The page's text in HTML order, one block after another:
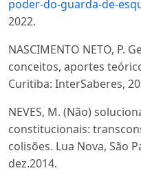
poder-do-guarda-de-
2022.
NASCIMENTO NETO, P.
conceitos, aportes
Curitiba: InterSaberes,
NEVES, M. (Não)
constitucionais:
colisões. Lua Nova, São
dez.2014.